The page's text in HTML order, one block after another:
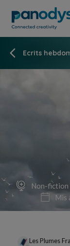
Ecrits
Non-fiction
Mis
Les Plumes